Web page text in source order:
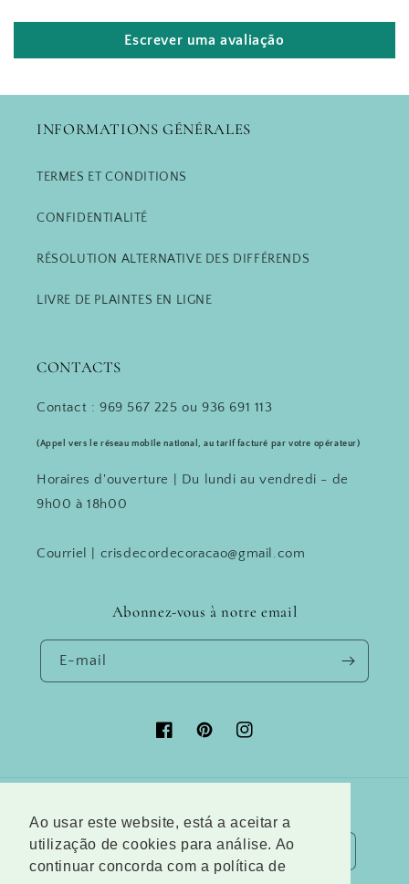
Ao usar este website, está a aceitar a
utilização de cookies para análise. Ao
continuar concorda com a política de
Escrever uma avaliação
INFORMATIONS GÉNÉRALES
TERMES ET CONDITIONS
CONFIDENTIALITÉ
RÉSOLUTION ALTERNATIVE DES DIFFÉRENDS
LIVRE DE PLAINTES EN LIGNE
CONTACTS
Contact : 969 567 225 ou 936 691 113
(Appel vers le réseau mobile national, au tarif facturé par votre opérateur)
Horaires d'ouverture | Du lundi au vendredi - de
9h00 à 18h00
Courriel | crisdecordecoracao@gmail.com
Abonnez-vous à notre email
E-mail
FacebookPinterestInstagram
Autriche (EUR €)
Langue
Français